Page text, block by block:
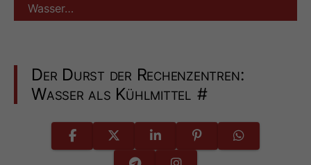
Wasser…
Der Durst der Rechenzentren:
Wasser als Kühlmittel #